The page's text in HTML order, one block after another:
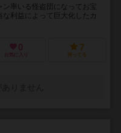
率いる怪盗団になってお宝
利益によって巨大化したカ
0
お気に入り
7
持ってる